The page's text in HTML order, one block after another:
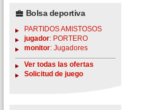
Bolsa deportiva
PARTIDOS AMISTOSOS
jugador: PORTERO
monitor: Jugadores
Ver todas las ofertas
Solicitud de juego